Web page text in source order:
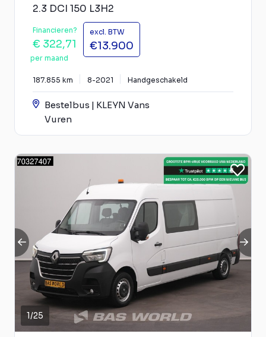
2.3 DCI 150 L3H2
Financieren?
€ 322,71
per maand
excl. BTW
€13.900
187.855 km 8-2021 Handgeschakeld
Bestelbus | KLEYN Vans
Vuren
1/25